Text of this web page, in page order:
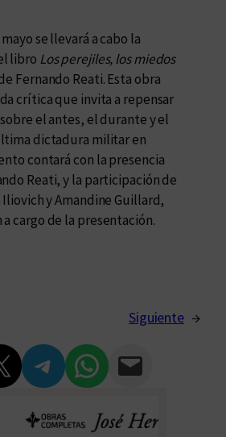
se llevará a cabo la
libro Los perejiles, los miedos
Fernando Reati. Esta obra
crítica que invita a repensar
el antes, el durante y el
dictadura militar en
contará con la presencia
Reati, y la participación de
Iliovich y Amandine Guillard,
cargo de la presentación.
Siguiente →
Compartir en Telegram Compartir en WhatsApp Compartir vía Email